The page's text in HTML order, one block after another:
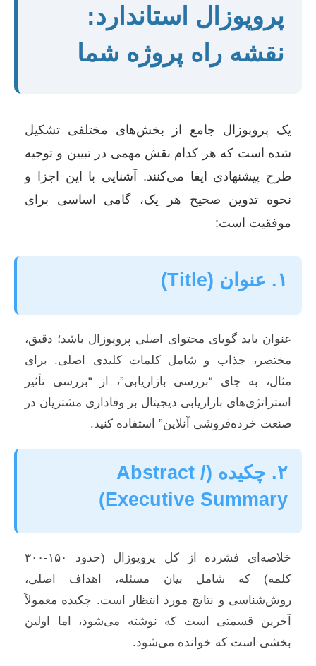
پروپوزال استاندارد:
نقشه راه پروژه شما
یک پروپوزال جامع از بخش‌های مختلفی تشکیل
شده است که هر کدام نقش مهمی در تبیین و توجیه
طرح پیشنهادی ایفا می‌کنند. آشنایی با این اجزا و
نحوه تدوین صحیح هر یک، گامی اساسی برای
موفقیت است:
۱. عنوان (Title)
عنوان باید گویای محتوای اصلی پروپوزال باشد؛ دقیق،
مختصر، جذاب و شامل کلمات کلیدی اصلی. برای
مثال، به جای “بررسی بازاریابی”، از “بررسی تأثیر
استراتژی‌های بازاریابی دیجیتال بر وفاداری مشتریان در
صنعت خرده‌فروشی آنلاین” استفاده کنید.
۲. چکیده (Abstract /
Executive Summary)
خلاصه‌ای فشرده از کل پروپوزال (حدود ۱۵۰-۳۰۰
کلمه) که شامل بیان مسئله، اهداف اصلی،
روش‌شناسی و نتایج مورد انتظار است. چکیده معمولاً
آخرین قسمتی است که نوشته می‌شود، اما اولین
بخشی است که خوانده می‌شود.